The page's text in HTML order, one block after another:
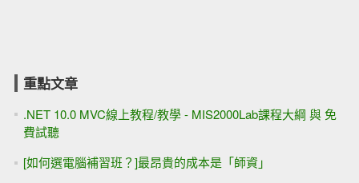
重點文章
.NET 10.0 MVC線上教程/教學 - MIS2000Lab課程大綱 與 免
費試聽
[如何選電腦補習班？]最昂貴的成本是「師資」